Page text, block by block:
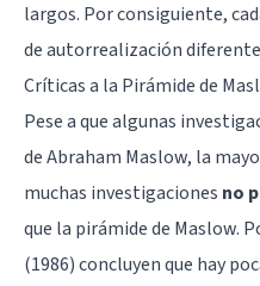
largos. Por consiguiente,
de autorrealización
Críticas a la Pirámide de
Pese a que algunas
de Abraham Maslow, la
muchas investigaciones no
que la pirámide de Maslow.
(1986) concluyen que hay